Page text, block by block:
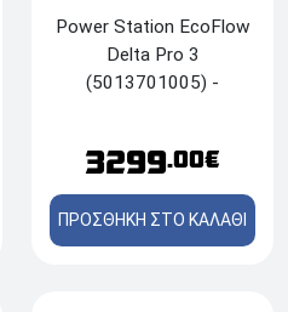
Power Station EcoFlow
Delta Pro 3
(5013701005) -
3299.00€
ΠΡΟΣΘΗΚΗ ΣΤΟ ΚΑΛΑΘΙ